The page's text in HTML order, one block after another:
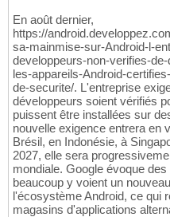
En août dernier,
https://
sa-mainmise-sur-Android-l-
developpeurs-non-verifies-
les-appareils-Android-
de-securite/. L'entreprise
développeurs soient vérifiés
puissent être installées sur
nouvelle exigence entrera en
Brésil, en Indonésie, à
2027, elle sera
mondiale. Google évoque
beaucoup y voient un
l'écosystème Android, ce qui
magasins d'applications